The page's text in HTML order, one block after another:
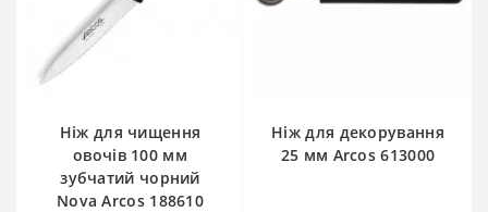
Ніж для чищення
овочів 100 мм
зубчатий чорний
Nova Arcos 188610
Ніж для декорування
25 мм Arcos 613000